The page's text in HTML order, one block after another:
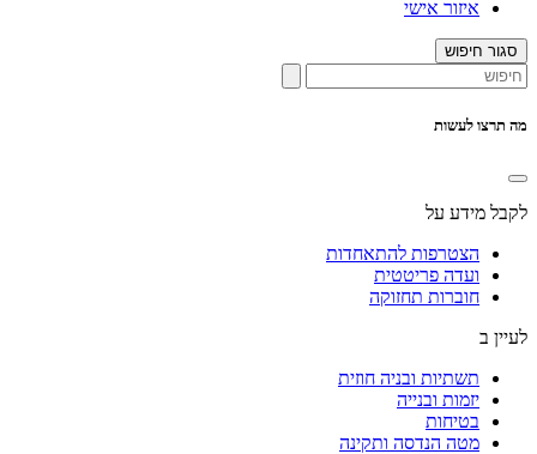
איזור אישי
סגור חיפוש
מה תרצו לעשות
לקבל מידע על
הצטרפות להתאחדות
ועדה פריטטית
חוברות תחזוקה
לעיין ב
תשתיות ובניה חוזית
יזמות ובנייה
בטיחות
מטה הנדסה ותקינה